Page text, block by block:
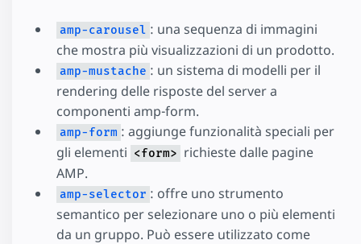
amp-carousel : una sequenza di immagini
che mostra più visualizzazioni di un prodotto.
amp-mustache : un sistema di modelli per il
rendering delle risposte del server a
componenti amp-form.
amp-form : aggiunge funzionalità speciali per
gli elementi <form> richieste dalle pagine
AMP.
amp-selector : offre uno strumento
semantico per selezionare uno o più elementi
da un gruppo. Può essere utilizzato come